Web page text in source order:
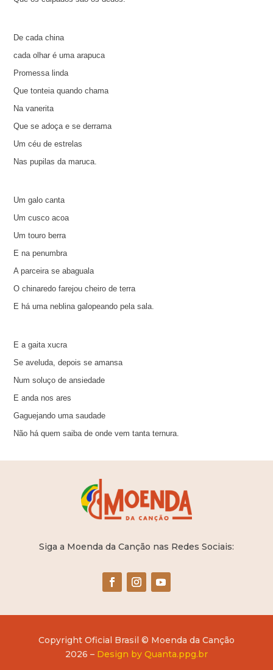
De cada china
cada olhar é uma arapuca
Promessa linda
Que tonteia quando chama
Na vanerita
Que se adoça e se derrama
Um céu de estrelas
Nas pupilas da maruca.
Um galo canta
Um cusco acoa
Um touro berra
E na penumbra
A parceira se abaguala
O chinaredo farejou cheiro de terra
E há uma neblina galopeando pela sala.
E a gaita xucra
Se aveluda, depois se amansa
Num soluço de ansiedade
E anda nos ares
Gaguejando uma saudade
Não há quem saiba de onde vem tanta ternura.
Siga a Moenda da Canção nas Redes Sociais:
Copyright Oficial Brasil © Moenda da Canção
2026 – Design by Quanta.ppg.br